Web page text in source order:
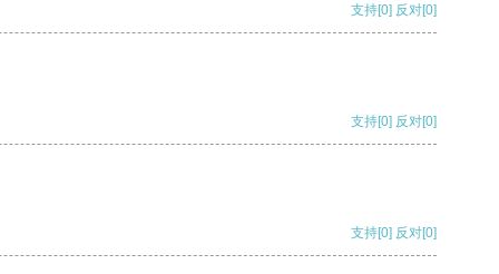
支持[0] 反对[0]
支持[0] 反对[0]
支持[0] 反对[0]